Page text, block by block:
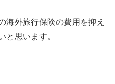
海外旅行保険の費用を抑え
と思います。